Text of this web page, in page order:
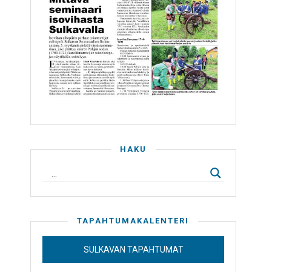
HAKU
TAPAHTUMAKALENTERI
SULKAVAN TAPAHTUMAT